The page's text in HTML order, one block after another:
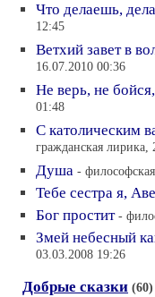
Что делаешь,
12:45
Ветхий завет в
16.07.2010 00:36
Не верь, не
01:48
С католическим
гражданская лирика,
Душа -
Тебе сестра я,
Бог простит -
Змей небесный
03.03.2008 19:26
Добрые сказки (60)